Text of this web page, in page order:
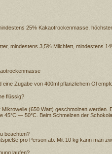
25% Kakaotrockenmasse,
mindestens 3,5% Milchfett, mindestens
Zugabe von 400ml pflanzlichem Öl
flüssig?
(650 Watt) geschmolzen werden.
— 50°C. Beim Schmelzen der
beachten?
pro Person ab. Mit 10 kg kann man
laufen?